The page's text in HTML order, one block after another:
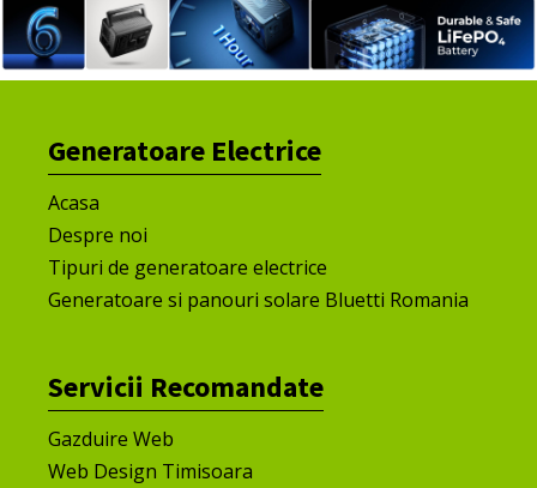
Generatoare Electrice
Acasa
Despre noi
Tipuri de generatoare electrice
Generatoare si panouri solare Bluetti Romania
Servicii Recomandate
Gazduire Web
Web Design Timisoara